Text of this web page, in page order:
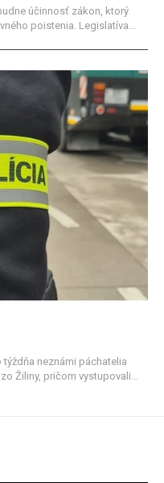
účinnosť zákon, ktorý
poistenia. Legislatíva...
neznámi páchatelia
Žiliny, pričom vystupovali...